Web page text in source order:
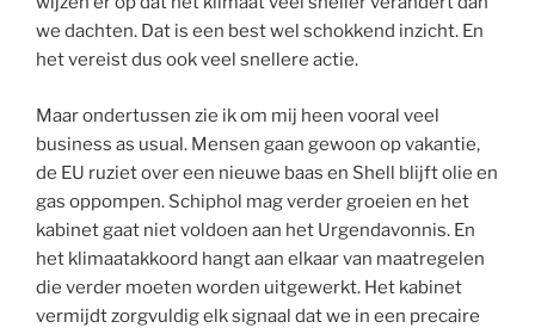
we dachten. Dat is een best wel schokkend inzicht. En
het vereist dus ook veel snellere actie.
Maar ondertussen zie ik om mij heen vooral veel
business as usual. Mensen gaan gewoon op vakantie,
de EU ruziet over een nieuwe baas en Shell blijft olie en
gas oppompen. Schiphol mag verder groeien en het
kabinet gaat niet voldoen aan het Urgendavonnis. En
het klimaatakkoord hangt aan elkaar van maatregelen
die verder moeten worden uitgewerkt. Het kabinet
vermijdt zorgvuldig elk signaal dat we in een precaire